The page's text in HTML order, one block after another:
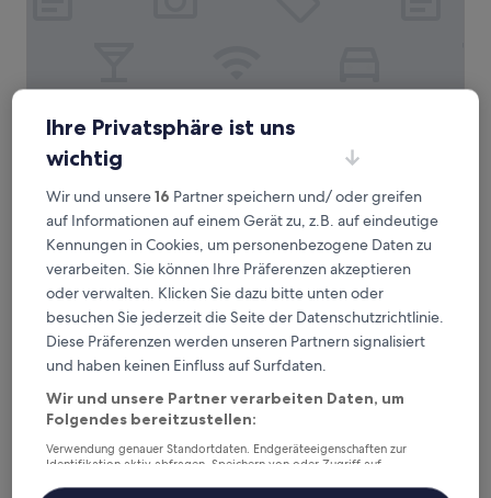
Holiday Inn Warsaw City Centre by IHG
Holiday Inn Warsaw City Centre by IHG
4.0-
Unterkunft
03 entfernt
9.4
von
10,
(1.007
Bewertungen)
9,4/10 Außergewöhnlich (1.007 Bewertungen)
Der
Preis
75 €
75 €
inkl. Steuern & Gebühren
23. Aug.–24. Aug.
ibis Styles Warszawa City
Ihre Privatsphäre ist uns
wichtig
Wir und unsere16 Partner speichern und/ oder greifen
auf Informationen auf einem Gerät zu, z.B. auf eindeutige
Kennungen in Cookies, um personenbezogene Daten zu
verarbeiten. Sie können Ihre Präferenzen akzeptieren
oder verwalten. Klicken Sie dazu bitte unten oder
besuchen Sie jederzeit die Seite der Datenschutzrichtlinie.
Diese Präferenzen werden unseren Partnern signalisiert
und haben keinen Einfluss auf Surfdaten.
Wir und unsere Partner verarbeiten Daten, um
Folgendes bereitzustellen:
Verwendung genauer Standortdaten. Endgeräteeigenschaften zur
Identifikation aktiv abfragen. Speichern von oder Zugriff auf
Inhalte, Messung von Werbeleistung und der Performance von Inhalten,